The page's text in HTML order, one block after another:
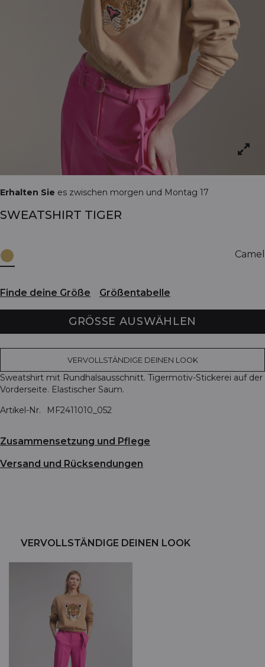
Erhalten Sie es zwischen morgen und Montag 17
SWEATSHIRT TIGER
Camel
Finde deine Größe Größentabelle
GRÖSSE AUSWÄHLEN
VERVOLLSTÄNDIGE DEINEN LOOK
Sweatshirt mit Rundhalsausschnitt. Tigermotiv-Stickerei auf der
Vorderseite. Elastischer Saum.
Artikel-Nr.
MF2411010_052
Zusammensetzung und Pflege
Versand und Rücksendungen
VERVOLLSTÄNDIGE DEINEN LOOK